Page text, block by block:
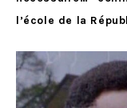
l’école de la